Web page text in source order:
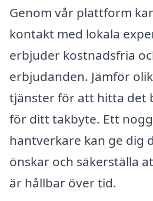
Genom vår plattform
kontakt med lokala
erbjuder kostnadsfria
erbjudanden. Jämför
tjänster för att hitta det
för ditt takbyte. Ett
hantverkare kan ge dig
önskar och säkerställa
är hållbar över tid.